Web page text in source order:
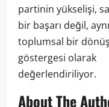
partinin yükselişi,
bir başarı değil,
toplumsal bir
göstergesi olarak
değerlendiriliyor.
About The